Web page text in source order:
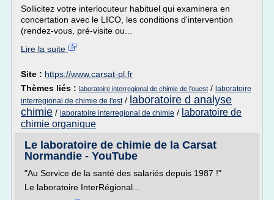
Sollicitez votre interlocuteur habituel qui examinera en
concertation avec le LICO, les conditions d'intervention
(rendez-vous, pré-visite ou...
Lire la suite
Site : https://www.carsat-pl.fr
Thèmes liés : laboratoire interregional de chimie de l'ouest / laboratoire
interregional de chimie de l'est/ laboratoire d analyse
chimie / laboratoire interregional de chimie / laboratoire de
chimie organique
Le laboratoire de chimie de la Carsat
Normandie - YouTube
"Au Service de la santé des salariés depuis 1987 !"
Le laboratoire InterRégional...